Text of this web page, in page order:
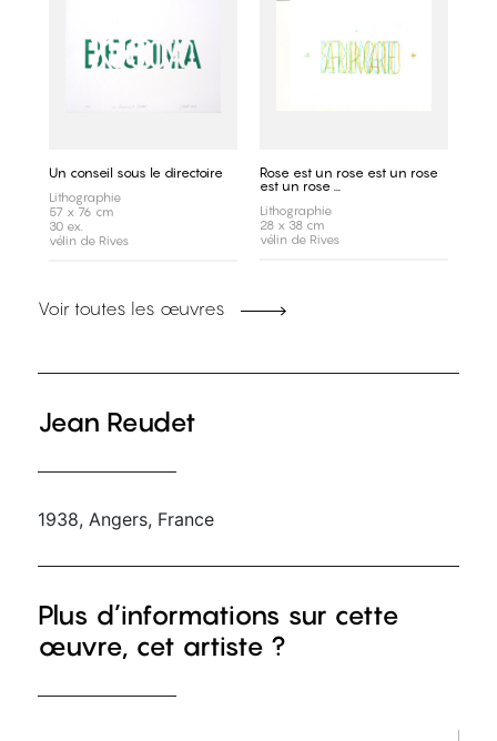
Un conseil sous le directoire
Lithographie
57 x 76 cm
30 ex.
vélin de Rives
Rose est un rose est un rose
est un rose ...
Lithographie
28 x 38 cm
vélin de Rives
Voir toutes les œuvres
Jean Reudet
1938, Angers, France
Plus d’informations sur cette
œuvre, cet artiste ?